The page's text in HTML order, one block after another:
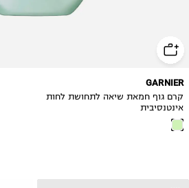
GARNIER
קרם גוף חמאת שיאה לתחושת לחות
אינטנסיבית